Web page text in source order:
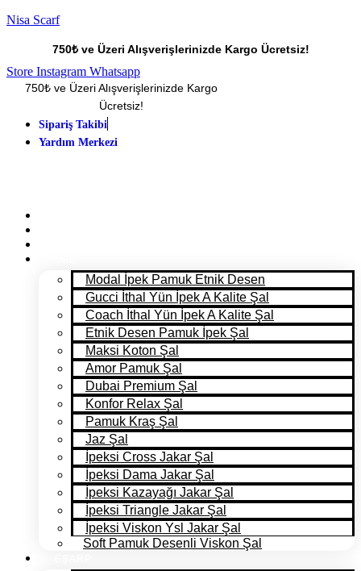
Nisa Scarf
750₺ ve Üzeri Alışverişlerinizde Kargo Ücretsiz!
Store Instagram Whatsapp
750₺ ve Üzeri Alışverişlerinizde Kargo
Ücretsiz!
Sipariş Takibi
Yardım Merkezi
Modal İpek Pamuk Etnik Desen
Gucci İthal Yün İpek A Kalite Şal
Coach İthal Yün İpek A Kalite Şal
Etnik Desen Pamuk İpek Şal
Maksi Koton Şal
Amor Pamuk Şal
Dubai Premium Şal
Konfor Relax Şal
Pamuk Kraş Şal
Jaz Şal
İpeksi Cross Jakar Şal
İpeksi Dama Jakar Şal
İpeksi Kazayağı Jakar Şal
İpeksi Triangle Jakar Şal
İpeksi Viskon Ysl Jakar Şal
Soft Pamuk Desenli Viskon Şal